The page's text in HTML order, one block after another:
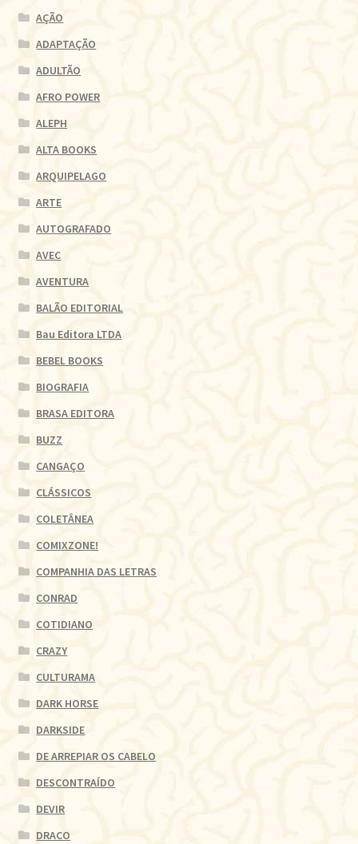
AÇÃO
ADAPTAÇÃO
ADULTÃO
AFRO POWER
ALEPH
ALTA BOOKS
ARQUIPELAGO
ARTE
AUTOGRAFADO
AVEC
AVENTURA
BALÃO EDITORIAL
Bau Editora LTDA
BEBEL BOOKS
BIOGRAFIA
BRASA EDITORA
BUZZ
CANGAÇO
CLÁSSICOS
COLETÂNEA
COMIXZONE!
COMPANHIA DAS LETRAS
CONRAD
COTIDIANO
CRAZY
CULTURAMA
DARK HORSE
DARKSIDE
DE ARREPIAR OS CABELO
DESCONTRAÍDO
DEVIR
DRACO